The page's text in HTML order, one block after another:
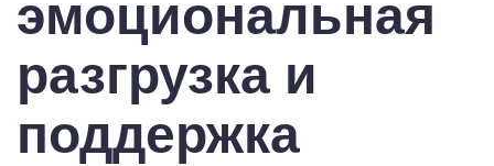
эмоциональная
разгрузка и
поддержка